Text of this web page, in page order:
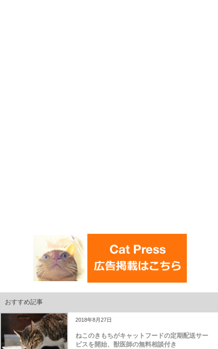
おすすめ記事
2018年8月27日
ねこのきもちがキャットフードの定期配送サー
ビスを開始、獣医師の無料相談付き